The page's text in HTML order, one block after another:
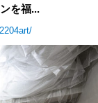
を福...